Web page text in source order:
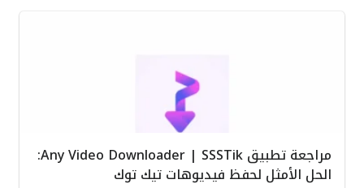
مراجعة تطبيق Any Video Downloader | SSSTik:
الحل الأمثل لحفظ فيديوهات تيك توك